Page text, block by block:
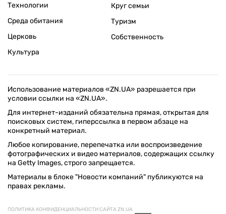
Технологии
Среда обитания
Церковь
Культура
Круг семьи
Туризм
Собственность
Использование материалов «ZN.UA» разрешается при
условии ссылки на «ZN.UA».
Для интернет-изданий обязательна прямая, открытая для
поисковых систем, гиперссылка в первом абзаце на
конкретный материал.
Любое копирование, перепечатка или воспроизведение
фотографических и видео материалов, содержащих ссылку
на Getty Images, строго запрещается.
Материалы в блоке "Новости компаний" публикуются на
правах рекламы.
ПОЛИТИКА КОНФИДЕНЦИАЛЬНОСТИ САЙТА ZN.UA